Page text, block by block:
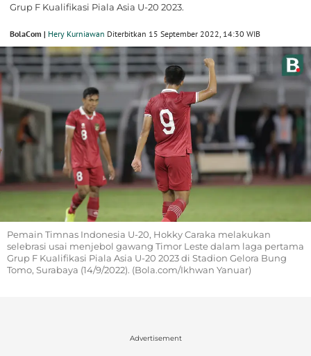
Grup F Kualifikasi Piala Asia U-20 2023.
BolaCom | Hery Kurniawan Diterbitkan 15 September 2022, 14:30 WIB
Pemain Timnas Indonesia U-20, Hokky Caraka melakukan
selebrasi usai menjebol gawang Timor Leste dalam laga pertama
Grup F Kualifikasi Piala Asia U-20 2023 di Stadion Gelora Bung
Tomo, Surabaya (14/9/2022). (Bola.com/Ikhwan Yanuar)
Advertisement